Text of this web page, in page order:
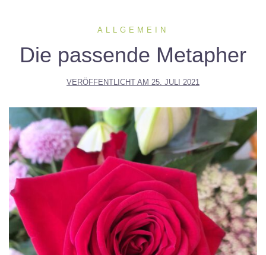
ALLGEMEIN
Die passende Metapher
VERÖFFENTLICHT AM 25. JULI 2021